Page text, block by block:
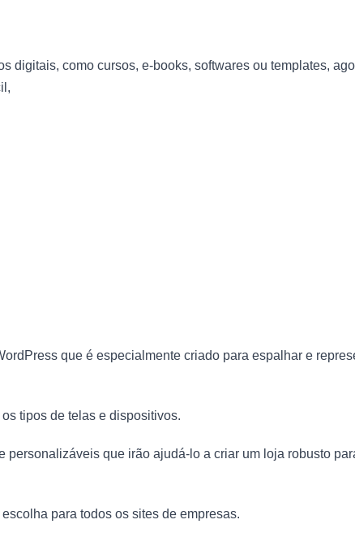
digitais, como cursos, e-books, softwares ou templates,
que é especialmente criado para espalhar e
tipos de telas e dispositivos.
personalizáveis que irão ajudá-lo a criar um loja robusto
para todos os sites de empresas.